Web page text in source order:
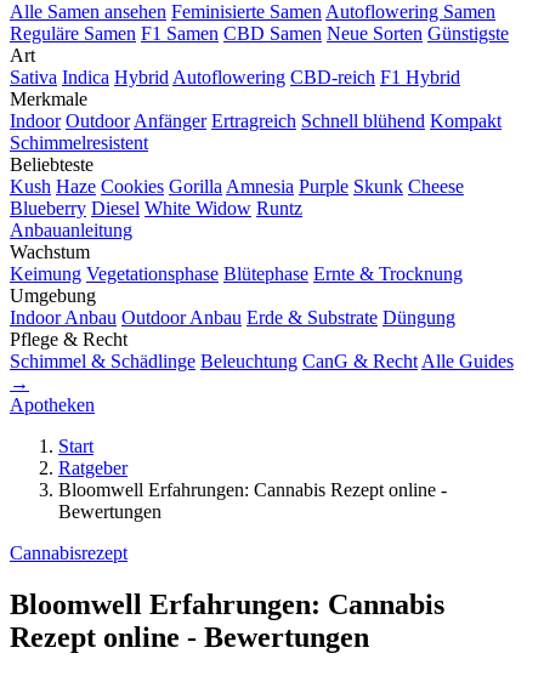
Alle Samen ansehen Feminisierte Samen Autoflowering Samen
Reguläre Samen F1 Samen CBD Samen Neue Sorten Günstigste
Art
Sativa Indica Hybrid Autoflowering CBD-reich F1 Hybrid
Merkmale
Indoor Outdoor Anfänger Ertragreich Schnell blühend Kompakt
Schimmelresistent
Beliebteste
Kush Haze Cookies Gorilla Amnesia Purple Skunk Cheese
Blueberry Diesel White Widow Runtz
Anbauanleitung
Wachstum
Keimung Vegetationsphase Blütephase Ernte & Trocknung
Umgebung
Indoor Anbau Outdoor Anbau Erde & Substrate Düngung
Pflege & Recht
Schimmel & Schädlinge Beleuchtung CanG & Recht Alle Guides
→
Apotheken
Start
Ratgeber
Bloomwell Erfahrungen: Cannabis Rezept online -
Bewertungen
Cannabisrezept
Bloomwell Erfahrungen: Cannabis
Rezept online - Bewertungen